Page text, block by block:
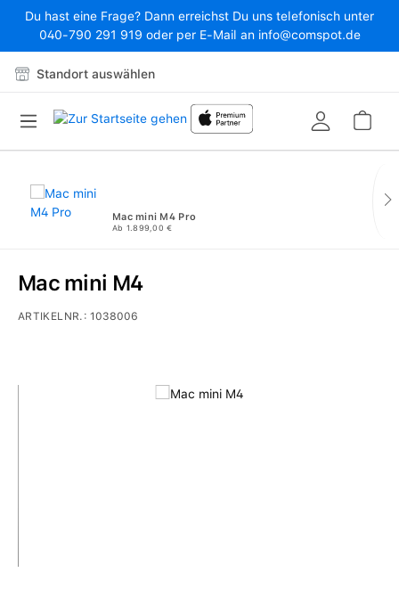
Zum Hauptinhalt springen
Du hast eine Frage? Dann erreichst Du uns telefonisch unter
040-790 291 919 oder per E-Mail an info@comspot.de
Standort auswählen
Mac mini M4 Pro
Ab 1.899,00 €
Bildergalerie überspringen
Mac mini M4
ARTIKELNR.:1038006